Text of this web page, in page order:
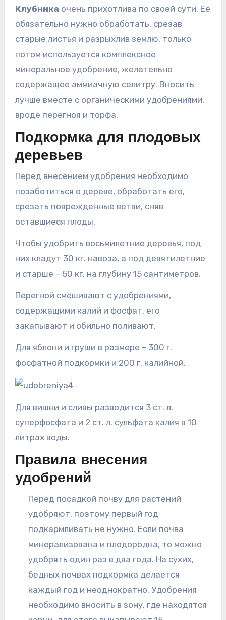
Клубника очень прихотлива по своей сути. Её
обязательно нужно обработать, срезав
старые листья и разрыхлив землю, только
потом используется комплексное
минеральное удобрение, желательно
содержащее аммиачную селитру. Вносить
лучше вместе с органическими удобрениями,
вроде перегноя и торфа.
Подкормка для плодовых
деревьев
Перед внесением удобрения необходимо
позаботиться о дереве, обработать его,
срезать поврежденные ветви, сняв
оставшиеся плоды.
Чтобы удобрить восьмилетние деревья, под
них кладут 30 кг. навоза, а под девятилетние
и старше – 50 кг. на глубину 15 сантиметров.
Перегной смешивают с удобрениями,
содержащими калий и фосфат, его
закапывают и обильно поливают.
Для яблони и груши в размере – 300 г.
фосфатной подкормки и 200 г. калийной.
Для вишни и сливы разводится 3 ст. л.
суперфосфата и 2 ст. л. сульфата калия в 10
литрах воды.
Правила внесения
удобрений
Перед посадкой почву для растений
удобряют, поэтому первый год
подкармливать не нужно. Если почва
минерализована и плодородна, то можно
удобрять один раз в два года. На сухих,
бедных почвах подкормка делается
каждый год и неоднократно. Удобрения
необходимо вносить в зону, где находятся